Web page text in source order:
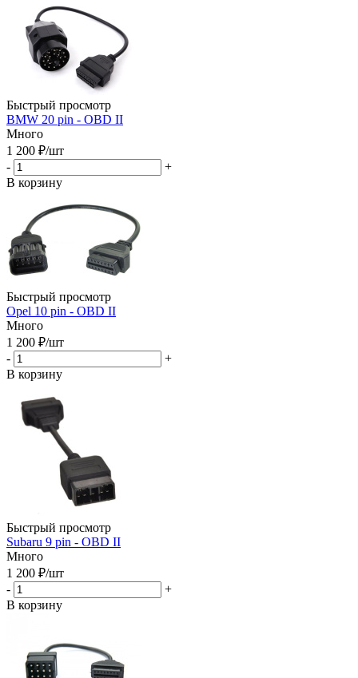
Быстрый просмотр
BMW 20 pin - OBD II
Много
1 200 ₽/шт
-
+
В корзину
Быстрый просмотр
Opel 10 pin - OBD II
Много
1 200 ₽/шт
-
+
В корзину
Быстрый просмотр
Subaru 9 pin - OBD II
Много
1 200 ₽/шт
-
+
В корзину